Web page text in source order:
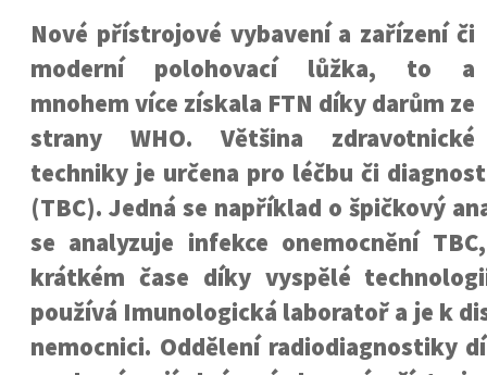
Nové přístrojové vybavení a zařízení či
moderní polohovací lůžka, to a
mnohem více získala FTN díky darům ze
strany WHO. Většina zdravotnické
techniky je určena pro léčbu či
(TBC). Jedná se například o špičkový
se analyzuje infekce onemocnění
krátkém čase díky vyspělé
používá Imunologická laboratoř a je k
nemocnici. Oddělení radiodiagnostiky